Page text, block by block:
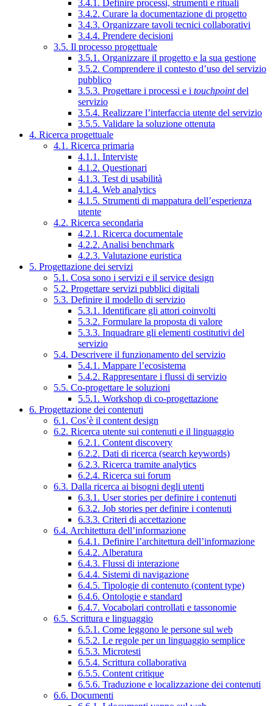
3.4.1. Definire processi, strumenti e rituali
3.4.2. Curare la documentazione di progetto
3.4.3. Organizzare tavoli tecnici collaborativi
3.4.4. Prendere decisioni
3.5. Il processo progettuale
3.5.1. Organizzare il progetto e la sua gestione
3.5.2. Comprendere il contesto d’uso del servizio
pubblico
3.5.3. Progettare i processi e i touchpointdel
servizio
3.5.4. Realizzare l’interfaccia utente del servizio
3.5.5. Validare la soluzione ottenuta
4. Ricerca progettuale
4.1. Ricerca primaria
4.1.1. Interviste
4.1.2. Questionari
4.1.3. Test di usabilità
4.1.4. Web analytics
4.1.5. Strumenti di mappatura dell’esperienza
utente
4.2. Ricerca secondaria
4.2.1. Ricerca documentale
4.2.2. Analisi benchmark
4.2.3. Valutazione euristica
5. Progettazione dei servizi
5.1. Cosa sono i servizi e il service design
5.2. Progettare servizi pubblici digitali
5.3. Definire il modello di servizio
5.3.1. Identificare gli attori coinvolti
5.3.2. Formulare la proposta di valore
5.3.3. Inquadrare gli elementi costitutivi del
servizio
5.4. Descrivere il funzionamento del servizio
5.4.1. Mappare l’ecosistema
5.4.2. Rappresentare i flussi di servizio
5.5. Co-progettare le soluzioni
5.5.1. Workshop di co-progettazione
6. Progettazione dei contenuti
6.1. Cos’è il content design
6.2. Ricerca utente sui contenuti e il linguaggio
6.2.1. Content discovery
6.2.2. Dati di ricerca (search keywords)
6.2.3. Ricerca tramite analytics
6.2.4. Ricerca sui forum
6.3. Dalla ricerca ai bisogni degli utenti
6.3.1. User stories per definire i contenuti
6.3.2. Job stories per definire i contenuti
6.3.3. Criteri di accettazione
6.4. Architettura dell’informazione
6.4.1. Definire l’architettura dell’informazione
6.4.2. Alberatura
6.4.3. Flussi di interazione
6.4.4. Sistemi di navigazione
6.4.5. Tipologie di contenuto (content type)
6.4.6. Ontologie e standard
6.4.7. Vocabolari controllati e tassonomie
6.5. Scrittura e linguaggio
6.5.1. Come leggono le persone sul web
6.5.2. Le regole per un linguaggio semplice
6.5.3. Microtesti
6.5.4. Scrittura collaborativa
6.5.5. Content critique
6.5.6. Traduzione e localizzazione dei contenuti
6.6. Documenti